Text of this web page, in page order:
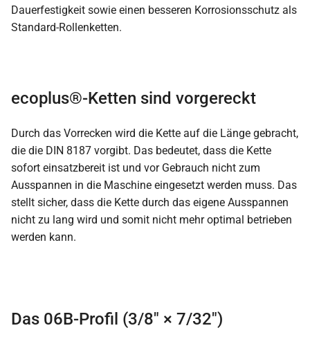
Dauerfestigkeit sowie einen besseren Korrosionsschutz als
Standard-Rollenketten.
ecoplus®-Ketten sind vorgereckt
Durch das Vorrecken wird die Kette auf die Länge gebracht,
die die DIN 8187 vorgibt. Das bedeutet, dass die Kette
sofort einsatzbereit ist und vor Gebrauch nicht zum
Ausspannen in die Maschine eingesetzt werden muss. Das
stellt sicher, dass die Kette durch das eigene Ausspannen
nicht zu lang wird und somit nicht mehr optimal betrieben
werden kann.
Das 06B-Profil (3/8″ × 7/32″)